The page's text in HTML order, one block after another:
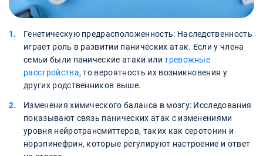
Генетическую предрасположенность: Наследственность
играет роль в развитии панических атак. Если у члена
семьи были панические атаки илитревожные
расстройства, то вероятность их возникновения у
других родственников выше.
Изменения химического баланса в мозгу: Исследования
показывают связь панических атак с изменениями
уровня нейротрансмиттеров, таких как серотонин и
норэпинефрин, которые регулируют настроение и ответ